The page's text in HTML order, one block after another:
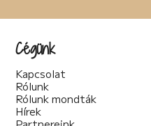
Teológia (2)
Történelmi (25)
Urban Fantasy (3)
Válogatott írások (22)
Cégünk
Kapcsolat
Rólunk
Rólunk mondták
Hírek